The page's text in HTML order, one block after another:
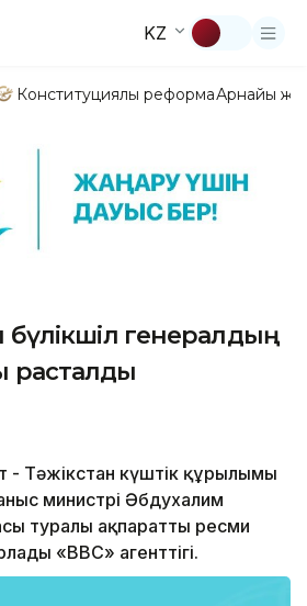
KZ
Конституциялық реформаАрнайы
бүлікшіл генералдың
расталды
- Тәжікстан күштік құрылымы
министрі Әбдухалим
туралы ақпаратты ресми
«ВВС» агенттігі.